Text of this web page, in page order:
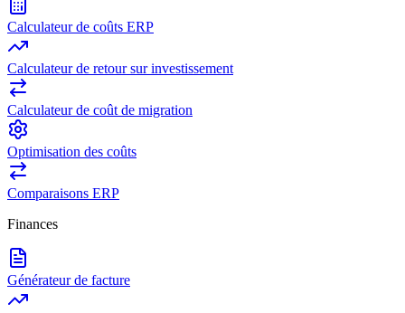
Calculateur de coûts ERP
Calculateur de retour sur investissement
Calculateur de coût de migration
Optimisation des coûts
Comparaisons ERP
Finances
Générateur de facture